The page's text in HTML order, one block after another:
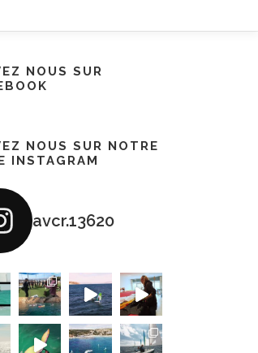
NOUS SUR
NOUS SUR NOTRE
INSTAGRAM
avcr.13620